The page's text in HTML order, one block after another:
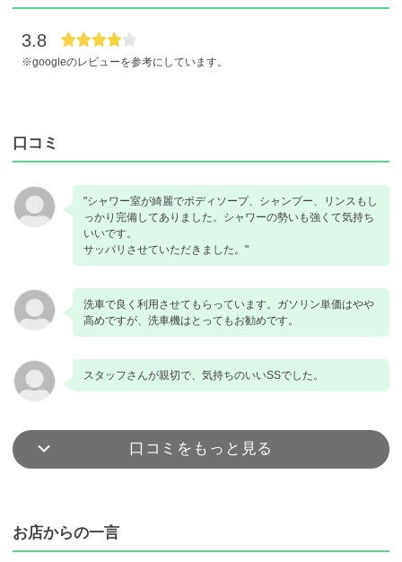
3.8
※googleのレビューを参考にしています。
口コミ
"シャワー室が綺麗でボディソープ、シャンプー、リンスもし
っかり完備してありました。シャワーの勢いも強くて気持ち
いいです。
サッパリさせていただきました。"
洗車で良く利用させてもらっています。ガソリン単価はやや
高めですが、洗車機はとってもお勧めです。
スタッフさんが親切で、気持ちのいいSSでした。
口コミをもっと見る
お店からの一言